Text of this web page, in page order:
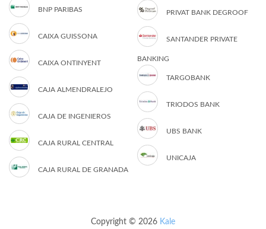
BNP PARIBAS
CAIXA GUISSONA
CAIXA ONTINYENT
CAJA ALMENDRALEJO
CAJA DE INGENIEROS
CAJA RURAL CENTRAL
CAJA RURAL DE GRANADA
PRIVAT BANK DEGROOF
SANTANDER PRIVATE
BANKING
TARGOBANK
TRIODOS BANK
UBS BANK
UNICAJA
Copyright © 2026 Kale